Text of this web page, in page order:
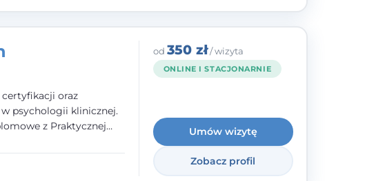
oraz
psychologii klinicznej.
z Praktycznej
uczestniczę w
Psychiatrycznego oraz
a także jestem
od 350 zł/ wizyta
ONLINE I STACJONARNIE
Umów wizytę
Zobacz profil